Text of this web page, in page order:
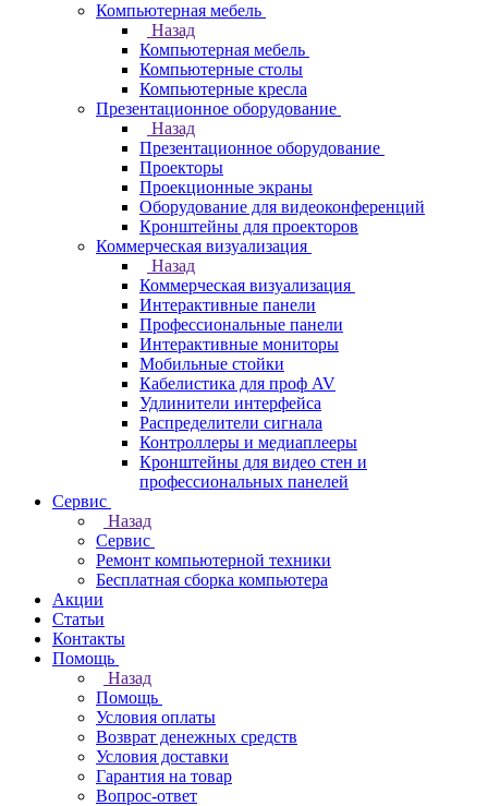
Компьютерная мебель
Назад
Компьютерная мебель
Компьютерные столы
Компьютерные кресла
Презентационное оборудование
Назад
Презентационное оборудование
Проекторы
Проекционные экраны
Оборудование для видеоконференций
Кронштейны для проекторов
Коммерческая визуализация
Назад
Коммерческая визуализация
Интерактивные панели
Профессиональные панели
Интерактивные мониторы
Мобильные стойки
Кабелистика для проф AV
Удлинители интерфейса
Распределители сигнала
Контроллеры и медиаплееры
Кронштейны для видео стен и
профессиональных панелей
Сервис
Назад
Сервис
Ремонт компьютерной техники
Бесплатная сборка компьютера
Акции
Статьи
Контакты
Помощь
Назад
Помощь
Условия оплаты
Возврат денежных средств
Условия доставки
Гарантия на товар
Вопрос-ответ